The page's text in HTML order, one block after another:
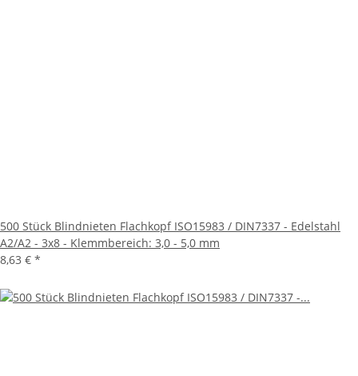
500 Stück Blindnieten Flachkopf ISO15983 / DIN7337 - Edelstahl
A2/A2 - 3x8 - Klemmbereich: 3,0 - 5,0 mm
8,63 € *